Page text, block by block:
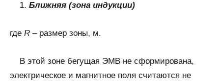
1. Ближняя (зона индукции)
где R – размер зоны, м.
В этой зоне бегущая ЭМВ не сформирована,
электрическое и магнитное поля считаются не